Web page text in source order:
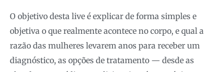
O objetivo desta live é explicar de forma simples e
objetiva o que realmente acontece no corpo, e qual a
razão das mulheres levarem anos para receber um
diagnóstico, as opções de tratamento — desde as